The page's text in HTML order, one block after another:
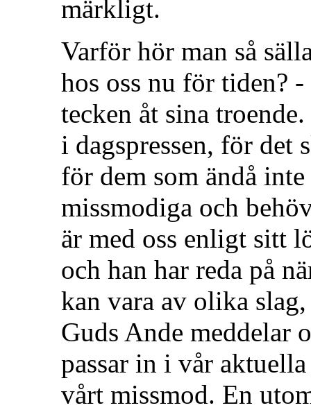
märkligt.
Varför hör man så
hos oss nu för tiden?
tecken åt sina
i dagspressen, för det
för dem som ändå
missmodiga och
är med oss enligt sitt
och han har reda på
kan vara av olika
Guds Ande meddelar
passar in i vår
vårt missmod. En